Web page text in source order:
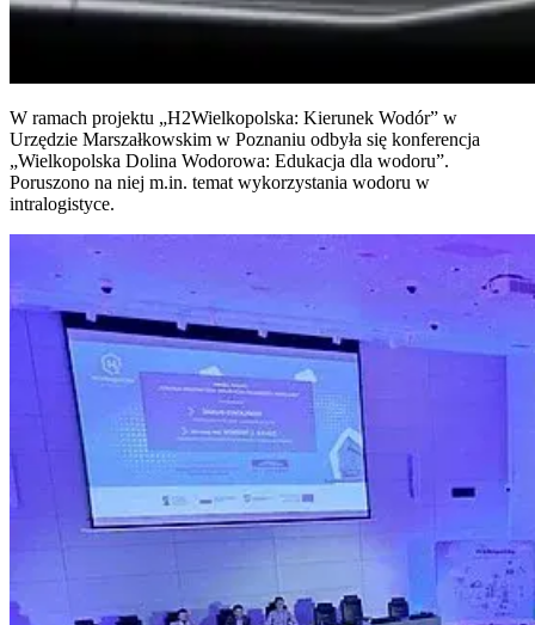
W ramach projektu „H2Wielkopolska: Kierunek Wodór” w
Urzędzie Marszałkowskim w Poznaniu odbyła się konferencja
„Wielkopolska Dolina Wodorowa: Edukacja dla wodoru”.
Poruszono na niej m.in. temat wykorzystania wodoru w
intralogistyce.